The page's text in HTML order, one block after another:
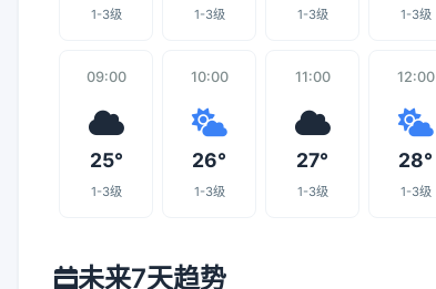
1-3级 1-3级 1-3级 1-3级
09:00
25°
1-3级
10:00
26°
1-3级
11:00
27°
1-3级
12:00
28°
1-3级
未来7天趋势